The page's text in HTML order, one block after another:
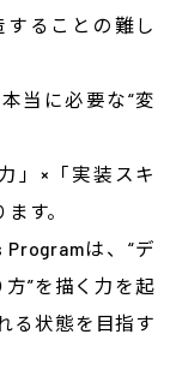
ることの難し
当に必要な“変
」×「実装スキ
す。
は、“デ
”を描く力を起
る状態を目指す